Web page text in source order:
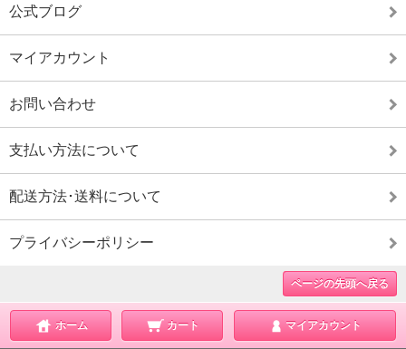
公式ブログ
マイアカウント
お問い合わせ
支払い方法について
配送方法･送料について
プライバシーポリシー
ページの先頭へ戻る
ホーム カート マイアカウント